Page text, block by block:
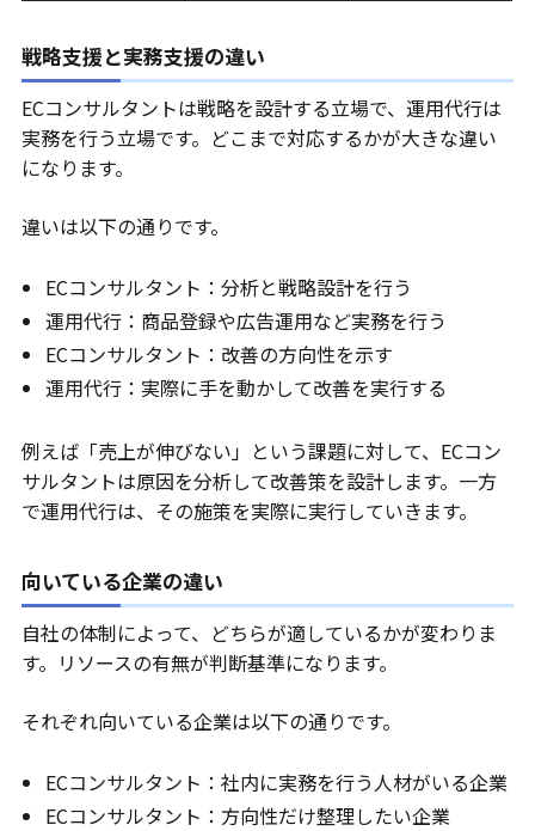
戦略支援と実務支援の違い
ECコンサルタントは戦略を設計する立場で、運用代行は
実務を行う立場です。どこまで対応するかが大きな違い
になります。
違いは以下の通りです。
ECコンサルタント：分析と戦略設計を行う
運用代行：商品登録や広告運用など実務を行う
ECコンサルタント：改善の方向性を示す
運用代行：実際に手を動かして改善を実行する
例えば「売上が伸びない」という課題に対して、ECコン
サルタントは原因を分析して改善策を設計します。一方
で運用代行は、その施策を実際に実行していきます。
向いている企業の違い
自社の体制によって、どちらが適しているかが変わりま
す。リソースの有無が判断基準になります。
それぞれ向いている企業は以下の通りです。
ECコンサルタント：社内に実務を行う人材がいる企業
ECコンサルタント：方向性だけ整理したい企業